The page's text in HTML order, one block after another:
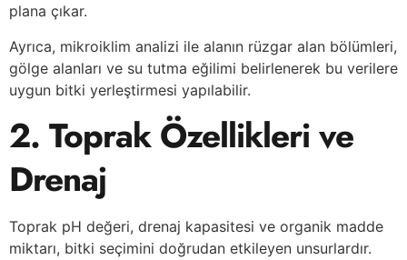
plana çıkar.
Ayrıca, mikroiklim analizi ile alanın rüzgar alan bölümleri,
gölge alanları ve su tutma eğilimi belirlenerek bu verilere
uygun bitki yerleştirmesi yapılabilir.
2. Toprak Özellikleri ve
Drenaj
Toprak pH değeri, drenaj kapasitesi ve organik madde
miktarı, bitki seçimini doğrudan etkileyen unsurlardır.